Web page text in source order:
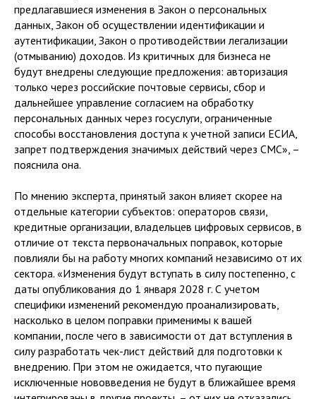
предлагавшиеся изменения в Закон о персональных
данных, Закон об осуществлении идентификации и
аутентификации, Закон о противодействии легализации
(отмыванию) доходов. Из критичных для бизнеса не
будут внедрены следующие предложения: авторизация
только через российские почтовые сервисы, сбор и
дальнейшее управление согласием на обработку
персональных данных через госуслуги, ограниченные
способы восстановления доступа к учетной записи ЕСИА,
запрет подтверждения значимых действий через СМС», –
пояснила она.
По мнению эксперта, принятый закон влияет скорее на
отдельные категории субъектов: операторов связи,
кредитные организации, владельцев цифровых сервисов, в
отличие от текста первоначальных поправок, которые
повлияли бы на работу многих компаний независимо от их
сектора. «Изменения будут вступать в силу постепенно, с
даты опубликования до 1 января 2028 г. С учетом
специфики изменений рекомендую проанализировать,
насколько в целом поправки применимы к вашей
компании, после чего в зависимости от дат вступления в
силу разработать чек-лист действий для подготовки к
внедрению. При этом не ожидается, что пугающие
исключенные нововведения не будут в ближайшее время